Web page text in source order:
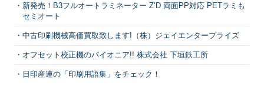
新発売！B3フルオートラミネーター Z’D 両面PP対応 PETラミも
セミオート
中古印刷機械高価買取致します!（株）ジェイエンタープライズ
オフセット校正機のパイオニア!! 株式会社 下垣鉄工所
日印産連の「印刷用語集」をチェック！